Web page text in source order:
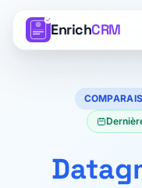
EnrichCRM